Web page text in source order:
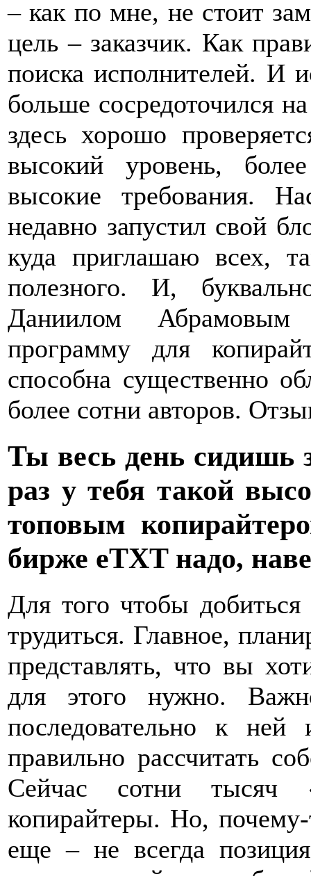
– как по мне, не стоит
цель – заказчик. Как
поиска исполнителей. И
больше сосредоточился
здесь хорошо
высокий уровень,
высокие требования.
недавно запустил свой
куда приглашаю всех,
полезного. И,
Даниилом Абрамовым
программу для
способна существенно
более сотни авторов.
Ты весь день
раз у тебя такой
топовым
бирже eTXT надо,
Для того чтобы
трудиться. Главное,
представлять, что вы
для этого нужно.
последовательно к
правильно рассчитать
Сейчас сотни тысяч
копирайтеры. Но,
еще – не всегда